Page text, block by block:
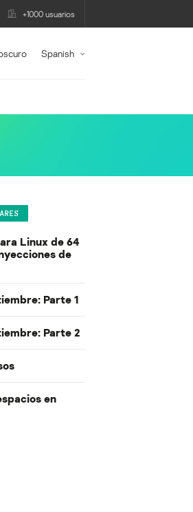
+1000 usuarios
Spanish
Linux de 64
de
Parte 1
Parte 2
en